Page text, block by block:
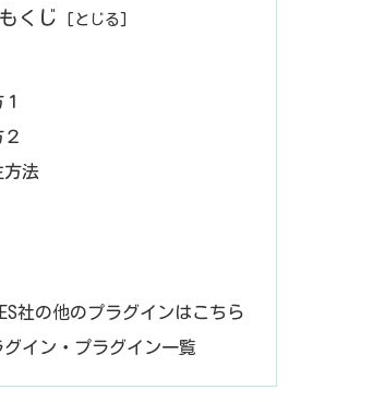
もくじ
方法
社の他のプラグインはこちら
イン・プラグイン一覧